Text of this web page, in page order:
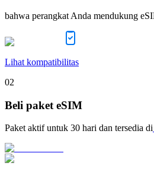
bahwa perangkat Anda mendukung
Lihat kompatibilitas
02
Beli paket eSIM
Paket aktif untuk 30 hari dan tersedia di